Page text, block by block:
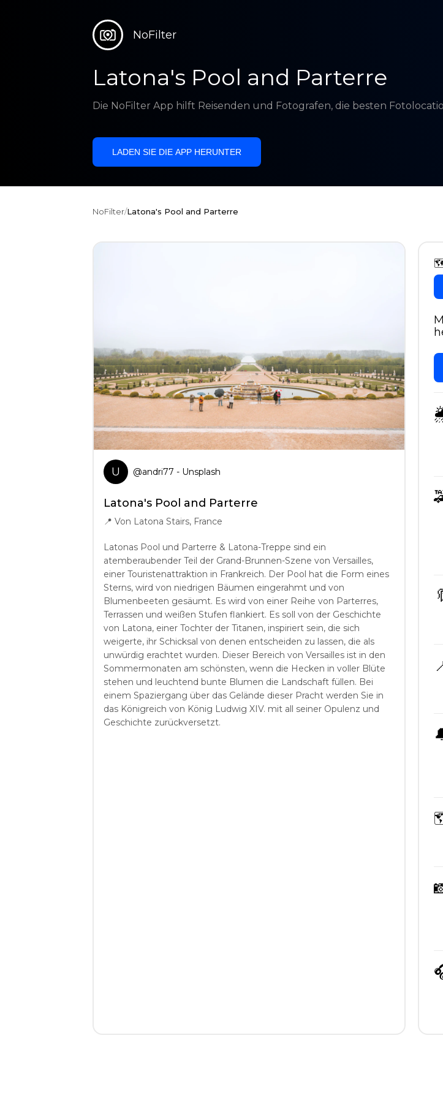
NoFilter
Latona's Pool and Parterre
Die NoFilter App hilft Reisenden und Fotografen, die besten
LADEN SIE DIE APP HERUNTER
NoFilter/Latona's Pool and Parterre
U @andri77 - Unsplash
Latona's Pool and Parterre
📍 Von Latona Stairs, France
Latonas Pool und Parterre & Latona-Treppe sind ein
atemberaubender Teil der Grand-Brunnen-Szene von Versailles,
einer Touristenattraktion in Frankreich. Der Pool hat die Form eines
Sterns, wird von niedrigen Bäumen eingerahmt und von
Blumenbeeten gesäumt. Es wird von einer Reihe von Parterres,
Terrassen und weißen Stufen flankiert. Es soll von der Geschichte
von Latona, einer Tochter der Titanen, inspiriert sein, die sich
weigerte, ihr Schicksal von denen entscheiden zu lassen, die als
unwürdig erachtet wurden. Dieser Bereich von Versailles ist in den
Sommermonaten am schönsten, wenn die Hecken in voller Blüte
stehen und leuchtend bunte Blumen die Landschaft füllen. Bei
einem Spaziergang über das Gelände dieser Pracht werden Sie in
das Königreich von König Ludwig XIV. mit all seiner Opulenz und
Geschichte zurückversetzt.